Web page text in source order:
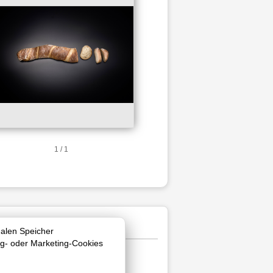
Speicher
oder Marketing-Cookies
1 / 1